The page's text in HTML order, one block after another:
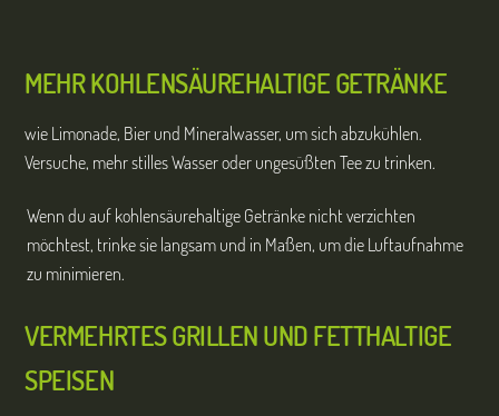
MEHR KOHLENSÄUREHALTIGE GETRÄNKE
wie Limonade, Bier und Mineralwasser, um sich abzukühlen.
Versuche, mehr stilles Wasser oder ungesüßten Tee zu trinken.
Wenn du auf kohlensäurehaltige Getränke nicht verzichten
möchtest, trinke sie langsam und in Maßen, um die Luftaufnahme
zu minimieren.
VERMEHRTES GRILLEN UND FETTHALTIGE
SPEISEN